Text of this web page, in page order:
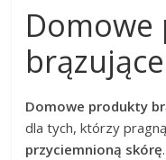
brązujące
Domowe produkty
dla tych, którzy
przyciemnioną skórę.